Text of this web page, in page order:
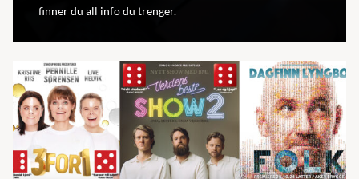
finner du all info du trenger.